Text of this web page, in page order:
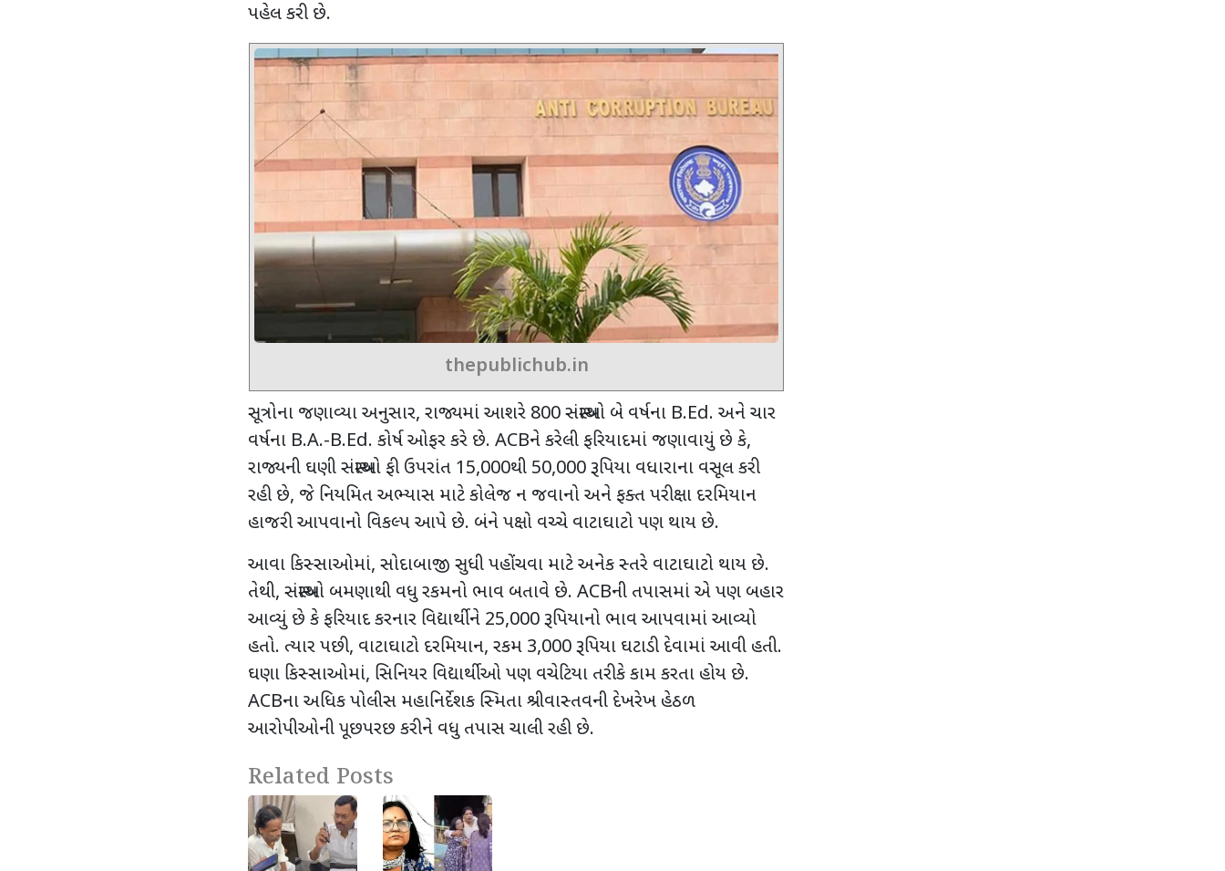
પહેલ કરી છે.
thepublichub.in
સૂત્રોના જણાવ્યા અનુસાર, રાજ્યમાં આશરે 800સંસ્થાઓ બે વર્ષના B.Ed. અને ચાર
વર્ષના B.A.-B.Ed. કોર્ષ ઓફર કરે છે. ACBને કરેલી ફરિયાદમાં જણાવાયું છે કે,
રાજ્યની ઘણી સંસ્થાઓ ફી ઉપરાંત 15,000થી 50,000રૂપિયા વધારાના વસૂલ કરી
રહી છે, જે નિયમિત અભ્યાસ માટે કોલેજ ન જવાનો અને ફક્ત પરીક્ષા દરમિયાન
હાજરી આપવાનો વિકલ્પ આપે છે. બંને પક્ષો વચ્ચે વાટાઘાટો પણ થાય છે.
આવા કિસ્સાઓમાં, સોદાબાજી સુધી પહોંચવા માટે અનેક સ્તરે વાટાઘાટો થાય છે.
તેથી, સંસ્થાઓ બમણાથી વધુ રકમનો ભાવ બતાવે છે. ACBની તપાસમાં એ પણ બહાર
આવ્યું છે કે ફરિયાદ કરનાર વિદ્યાર્થીને 25,000રૂપિયાનો ભાવ આપવામાં આવ્યો
હતો. ત્યાર પછી, વાટાઘાટો દરમિયાન, રકમ 3,000રૂપિયા ઘટાડી દેવામાં આવી હતી.
ઘણા કિસ્સાઓમાં, સિનિયર વિદ્યાર્થીઓ પણ વચેટિયા તરીકે કામ કરતા હોય છે.
ACBના અધિક પોલીસ મહાનિર્દેશક સ્મિતા શ્રીવાસ્તવની દેખરેખ હેઠળ
આરોપીઓની પૂછપરછ કરીને વધુ તપાસ ચાલી રહી છે.
Related Posts